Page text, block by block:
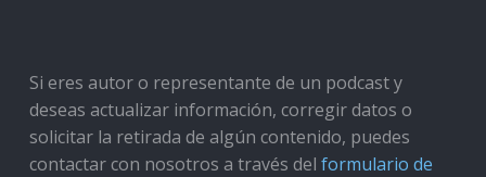
Si eres autor o representante de un podcast y
deseas actualizar información, corregir datos o
solicitar la retirada de algún contenido, puedes
contactar con nosotros a través del formulario de